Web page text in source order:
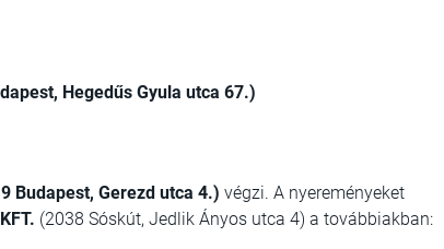
Hegedűs Gyula utca 67.)
Budapest, Gerezd utca 4.) végzi. A nyereményeket
(2038 Sóskút, Jedlik Ányos utca 4) a továbbiakban: